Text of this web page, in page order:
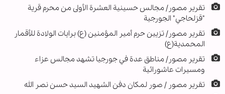
تقرير مصور/ مجالس حسينية العشرة الأولى من محرم قرية
"قزلحاجي" الجورجية
تقرير مصور/ تزيين حرم أمير المؤمنين (ع) برايات الولادة للأقمار
المحمدية(ع)
تقرير مصور/ مناطق عدة في جورجيا تشهد مجالس عزاء
ومسيرات عاشورائية
تقرير مصور / صور لمكان دفن الشهيد السيد حسن نصر الله